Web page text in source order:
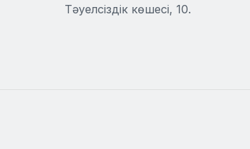
Тәуелсіздік көшесі, 10.